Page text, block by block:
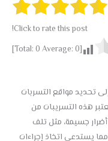
Click to rate this post!
[Total:
0Average:0
]
تحديد مواقع التسربات
هذه التسريبات من
جسيمة، مثل تلف
يستدعي اتخاذ إجراءات